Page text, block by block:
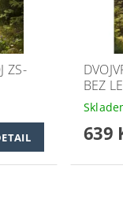
ZS-
BEZ
639